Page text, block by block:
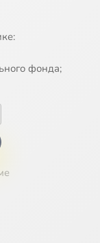
фонда;